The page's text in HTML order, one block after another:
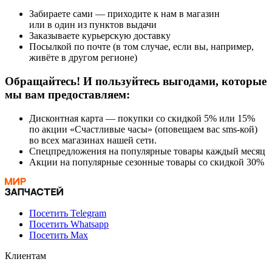
Забираете сами — приходите к нам в магазин
или в один из пунктов выдачи
Заказываете курьерскую доставку
Посылкой по почте (в том случае, если вы, например,
живёте в другом регионе)
Обращайтесь! И пользуйтесь выгодами, которые
мы вам предоставляем:
Дисконтная карта — покупки со скидкой 5% или 15%
по акции «Счастливые часы» (оповещаем вас sms-кой)
во всех магазинах нашей сети.
Спецпредложения на популярные товары каждый месяц
Акции на популярные сезонные товары со скидкой 30%
Посетить Telegram
Посетить Whatsapp
Посетить Max
Клиентам